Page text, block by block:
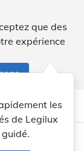
que des
expérience
les
de Legilux
light_mode dark_mode